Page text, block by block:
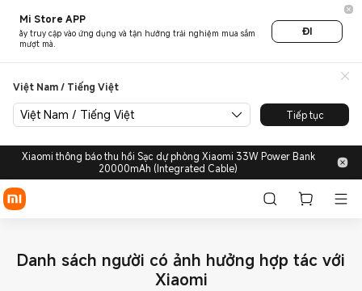
Mi Store APP
ãy truy cập vào ứng dụng và tận hưởng trải nghiệm mua sắm
mượt mà.
ĐI
Việt Nam / Tiếng Việt
Việt Nam / Tiếng Việt Tiếp tục
Xiaomi thông báo thu hồi Sạc dự phòng Xiaomi 33W Power Bank
20000mAh (Integrated Cable)
Danh sách người có ảnh hưởng hợp tác với
Xiaomi